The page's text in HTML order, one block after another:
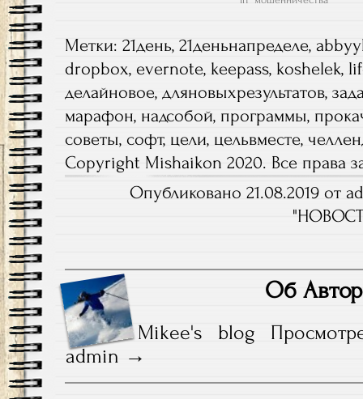
Метки: 21день, 21деньнапределе,
dropbox, evernote, keepass, koshelek,
делайновое, дляновыхрезультатов,
марафон, надсобой, программы,
советы, софт, цели, цельвместе,
Copyright Mishaikon 2020. Все права
Опубликовано 21.08.2019 от
"
Об
Mikee's blog
admin